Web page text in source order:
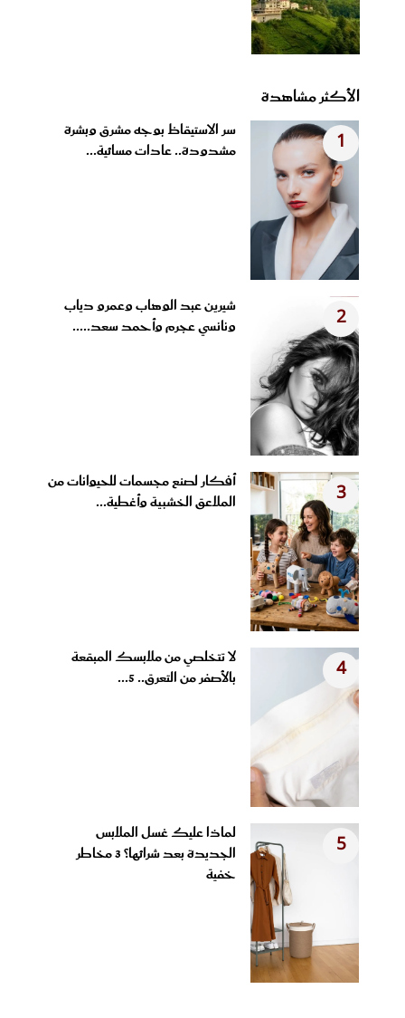
الأكثر مشاهدة
1
سر الاستيقاظ بوجه مشرق وبشرة
مشدودة.. عادات مسائية...
2
شيرين عبد الوهاب وعمرو دياب
ونانسي عجرم وأحمد سعد.....
3
أفكار لصنع مجسمات للحيوانات من
الملاعق الخشبية وأغطية...
4
لا تتخلصي من ملابسك المبقعة
بالأصفر من التعرق.. 5...
5
لماذا عليك غسل الملابس
الجديدة بعد شرائها؟ 3 مخاطر
خفية